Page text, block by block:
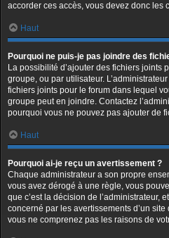
accorder ces accès, vous devez donc les
Haut
Pourquoi ne puis-je pas joindre des
La possibilité d’ajouter des fichiers joints
groupe, ou par utilisateur.
fichiers joints pour le forum dans lequel
groupe peut en joindre. Contactez
pourquoi vous ne pouvez pas ajouter de
Haut
Pourquoi ai-je reçu un avertissement ?
Chaque administrateur a son propre
vous avez dérogé à une règle, vous
que c’est la décision de l’administrateur,
concerné par les avertissements d’un
vous ne comprenez pas les raisons de